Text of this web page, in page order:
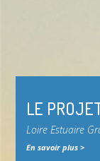
LE
Loire Estuaire
En savoir plus >